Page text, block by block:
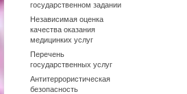
государственном задании
Независимая оценка
качества оказания
медицинких услуг
Перечень
государственных услуг
Антитеррористическая
безопасность